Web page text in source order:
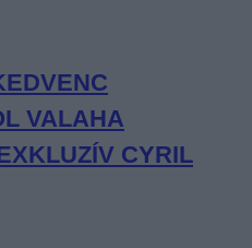
VALAHA
CYRIL